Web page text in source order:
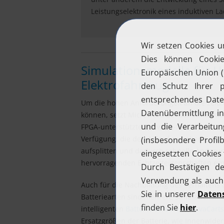
Leistungselektronik eines induktiven
Simulationsmodelle für
Elektrofahrzeuge
Um die hohen Anforderungen an die
können, setzt MicroNova bei der
FPGA-unterstützte Software-Modelle.
Verfügung, die den Ablauf zwischen
aufsplitten und dadurch schnelle
hervorragenden Echtzeiteigenschaften
Auch für die Nachbildung des Verhaltens
Batteriearten sind mehrere
intelligenten
Batteriekarten von NovaCarts
Ersatzgrößen der Batterie, wie